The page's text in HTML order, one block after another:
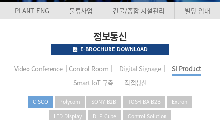
PLANT ENG 물류사업 건물/종합 시설관리 빌딩 임대
정보통신
E-BROCHURE DOWNLOAD
Video Conference Control Room Digital Signage
SI Product
Smart IoT 구축
직접생산
CISCO Polycom SONY B2B TOSHIBA B2B
Extron
LED Display
DLP Cube Control Solution